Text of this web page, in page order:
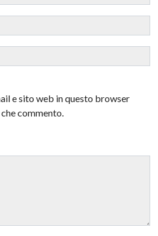
e sito web in questo browser
commento.